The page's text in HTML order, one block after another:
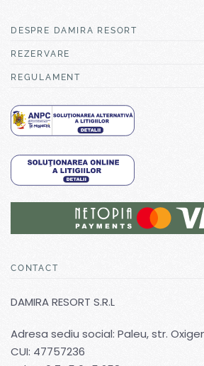
DESPRE DAMIRA RESORT
REZERVARE
REGULAMENT
CONTACT
DAMIRA RESORT S.R.L
Adresa sediu social: Paleu, str.
CUI: 47757236